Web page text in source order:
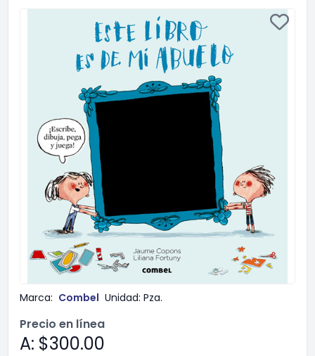
Marca: Combel Unidad: Pza.
Precio en línea
A: $300.00